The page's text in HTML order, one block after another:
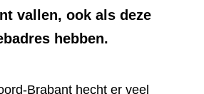
vallen, ook als deze
hebben.
Brabant hecht er veel